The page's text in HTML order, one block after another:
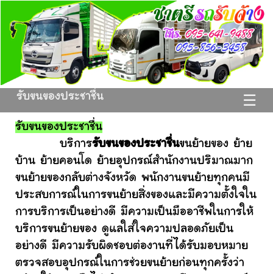
☰
รับขนของประชาชื่น
รับขนของประชาชื่น
บริการรับขนของประชาชื่นขนย้ายของ ย้าย
บ้าน ย้ายคอนโด ย้ายอุปกรณ์สำนักงานปริมาณมาก
ขนย้ายของกลับต่างจังหวัด พนักงานขนย้ายทุกคนมี
ประสบการณ์ในการขนย้ายสิ่งของและมีความตั้งใจใน
การบริการเป็นอย่างดี มีความเป็นมืออาชีพในการให้
บริการขนย้ายของ ดูแลใส่ใจความปลอดภัยเป็น
อย่างดี มีความรับผิดชอบต่องานที่ได้รับมอบหมาย
ตรวจสอบอุปกรณ์ในการช่วยขนย้ายก่อนทุกครั้งว่า